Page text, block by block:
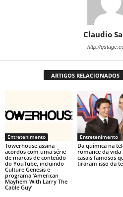
Claudio
http://
ARTIGOS RELACIONADOS
Entretenimento
Towerhouse assina
acordos com uma série
de marcas de conteúdo
do YouTube, incluindo
Culture Genesis e
programa ‘American
Mayhem With Larry The
Cable Guy’
Entretenimento
Da química na
romance da vida
casais famosos
tiraram isso da